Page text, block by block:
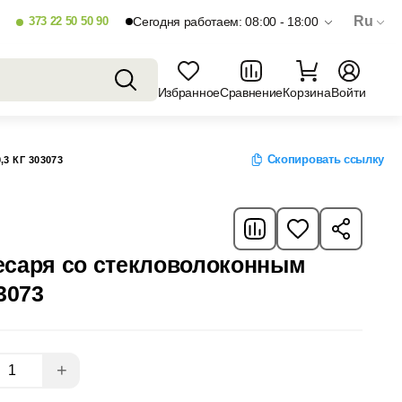
373 22 50 50 90 Сегодня работаем: 08:00 - 18:00 Ru
ИзбранноеСравнениеКорзинаВойти
303073 Скопировать ссылку
со стекловолоконным
+